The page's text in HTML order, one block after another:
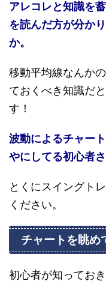
アレコレと知識を
を読んだ方が分か
か。
移動平均線なんか
ておくべき知識だ
す！
波動によるチャー
やにしてる初心者
とくにスイングト
ください。
チャートを眺め
初心者が知ってお